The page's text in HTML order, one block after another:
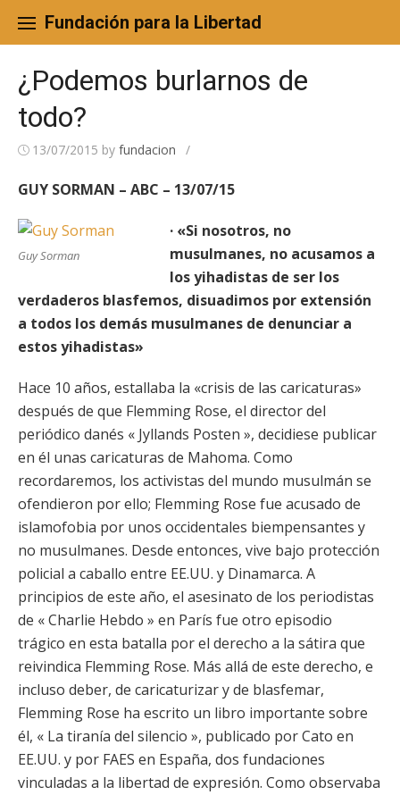
content
Fundación para la Libertad
¿Podemos burlarnos de
todo?
13/07/2015 by fundacion /
GUY SORMAN – ABC – 13/07/15
Guy Sorman
· «Si nosotros, no
musulmanes, no acusamos a
los yihadistas de ser los
verdaderos blasfemos, disuadimos por extensión
a todos los demás musulmanes de denunciar a
estos yihadistas»
Hace 10 años, estallaba la «crisis de las caricaturas»
después de que Flemming Rose, el director del
periódico danés « Jyllands Posten », decidiese publicar
en él unas caricaturas de Mahoma. Como
recordaremos, los activistas del mundo musulmán se
ofendieron por ello; Flemming Rose fue acusado de
islamofobia por unos occidentales biempensantes y
no musulmanes. Desde entonces, vive bajo protección
policial a caballo entre EE.UU. y Dinamarca. A
principios de este año, el asesinato de los periodistas
de « Charlie Hebdo » en París fue otro episodio
trágico en esta batalla por el derecho a la sátira que
reivindica Flemming Rose. Más allá de este derecho, e
incluso deber, de caricaturizar y de blasfemar,
Flemming Rose ha escrito un libro importante sobre
él, « La tiranía del silencio », publicado por Cato en
EE.UU. y por FAES en España, dos fundaciones
vinculadas a la libertad de expresión. Como observaba